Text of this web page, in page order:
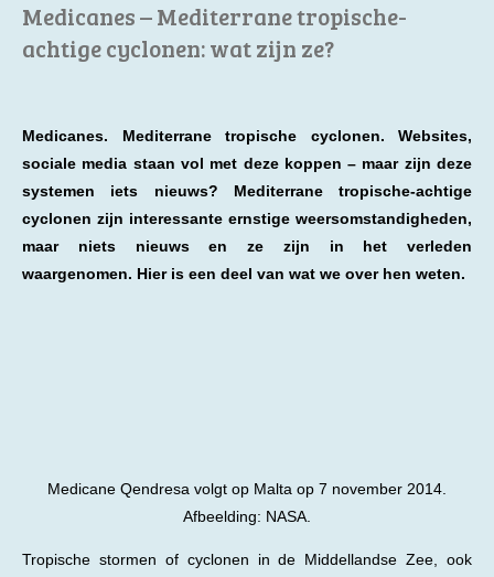
Medicanes – Mediterrane tropische-
achtige cyclonen: wat zijn ze?
Medicanes. Mediterrane tropische cyclonen. Websites,
sociale media staan ​​vol met deze koppen – maar zijn deze
systemen iets nieuws? Mediterrane tropische-achtige
cyclonen zijn interessante ernstige weersomstandigheden,
maar niets nieuws en ze zijn in het verleden
waargenomen. Hier is een deel van wat we over hen weten.
Medicane Qendresa volgt op Malta op 7 november 2014.
Afbeelding: NASA.
Tropische stormen of cyclonen in de Middellandse Zee, ook